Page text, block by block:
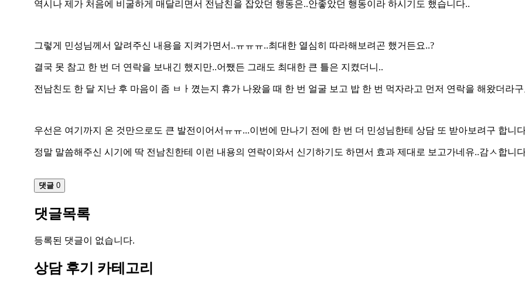
역시나 제가 처음에 비굴하게 매달리면서 전남친을 잡았던 행동은..안좋았던 행동이라 하시기도 했습니다..
그렇게 민성님께서 알려주신 내용을 지켜가면서..ㅠㅠㅠ..최대한 열심히 따라해보려곤 했거든요..?
결국 못 참고 한 번 더 연락을 보내긴 했지만..어쨌든 그래도 최대한 큰 틀은 지켰더니..
전남친도 한 달 지난 후 마음이 좀 ㅂㅏ꼈는지 휴가 나왔을 때 한 번 얼굴 보고 밥 한 번 먹자라고 먼저 연락을 해왔더라
우선은 여기까지 온 것만으로도 큰 발전이어서ㅠㅠ...이번에 만나기 전에 한 번 더 민성님한테 상담 또 받아보려구 합니
정말 말씀해주신 시기에 딱 전남친한테 이런 내용의 연락이와서 신기하기도 하면서 효과 제대로 보고가네유..감ㅅ합니
댓글 0
댓글목록
등록된 댓글이 없습니다.
상담 후기 카테고리